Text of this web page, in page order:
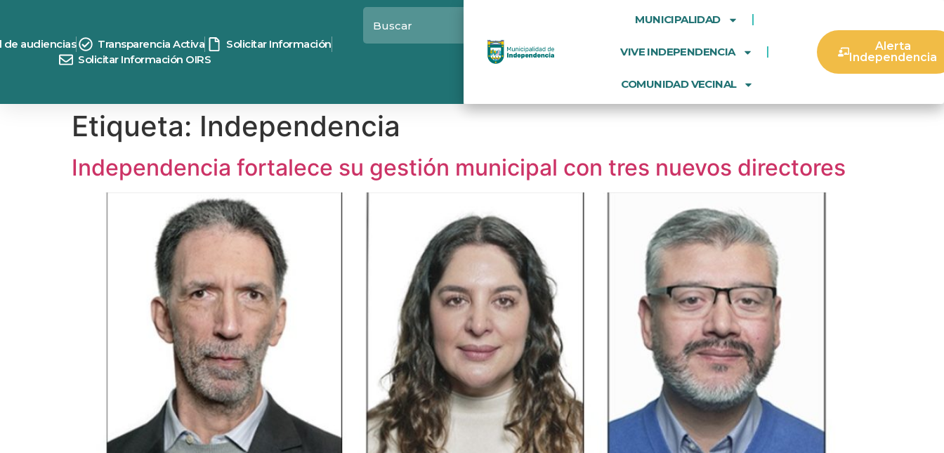
de audiencias Transparencia Activa
Solicitar Información
Solicitar Información OIRS
MUNICIPALIDAD
VIVE INDEPENDENCIA
COMUNIDAD VECINAL
Alerta
Independencia
Etiqueta: Independencia
Independencia fortalece su gestión municipal con tres nuevos directores